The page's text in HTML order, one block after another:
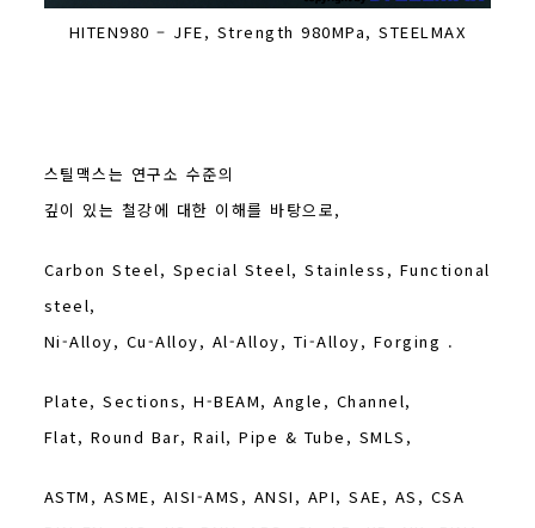
HITEN980 – JFE, Strength 980MPa, STEELMAX
스틸맥스는 연구소 수준의
깊이 있는 철강에 대한 이해를 바탕으로,
Carbon Steel, Special Steel, Stainless, Functional
steel,
Ni-Alloy, Cu-Alloy, Al-Alloy, Ti-Alloy, Forging .
Plate, Sections, H-BEAM, Angle, Channel,
Flat, Round Bar, Rail, Pipe & Tube, SMLS,
ASTM, ASME, AISI-AMS, ANSI, API, SAE, AS, CSA